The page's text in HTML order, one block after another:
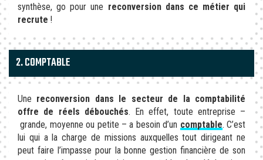
synthèse, go pour une reconversion dans ce métier qui
recrute !
2. COMPTABLE
Une reconversion dans le secteur de la comptabilité
offre de réels débouchés. En effet, toute entreprise –
grande, moyenne ou petite – a besoin d’un comptable. C’est
lui qui a la charge de missions auxquelles tout dirigeant ne
peut faire l’impasse pour la bonne gestion financière de son